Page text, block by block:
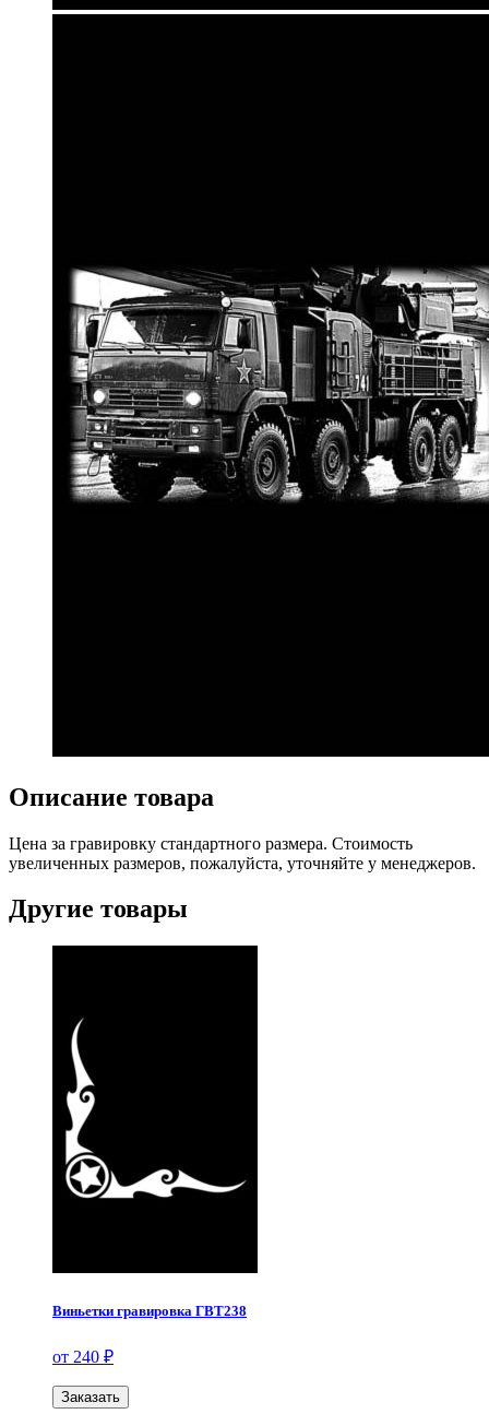
Описание товара
Цена за гравировку стандартного размера. Стоимость
увеличенных размеров, пожалуйста, уточняйте у менеджеров.
Другие товары
Виньетки гравировка ГВТ238
от 240 ₽
Заказать